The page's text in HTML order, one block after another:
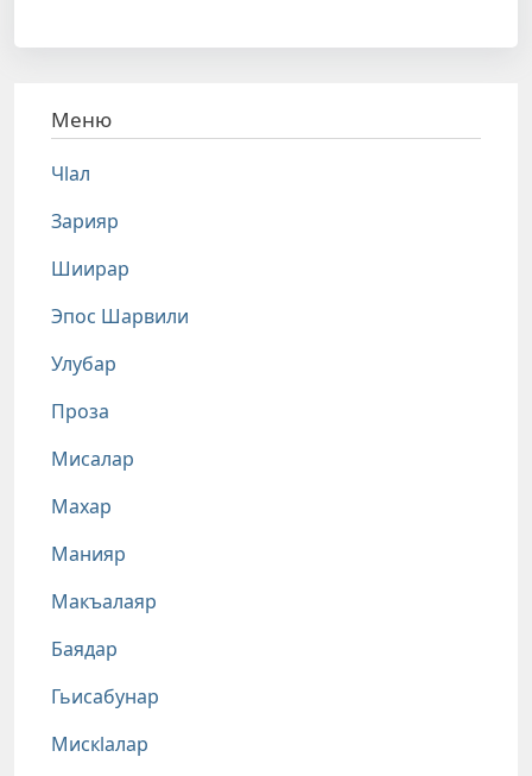
Меню
Чlал
Зарияр
Шиирар
Эпос Шарвили
Улубар
Проза
Мисалар
Махар
Манияр
Макъалаяр
Баядар
Гьисабунар
Мискlалар